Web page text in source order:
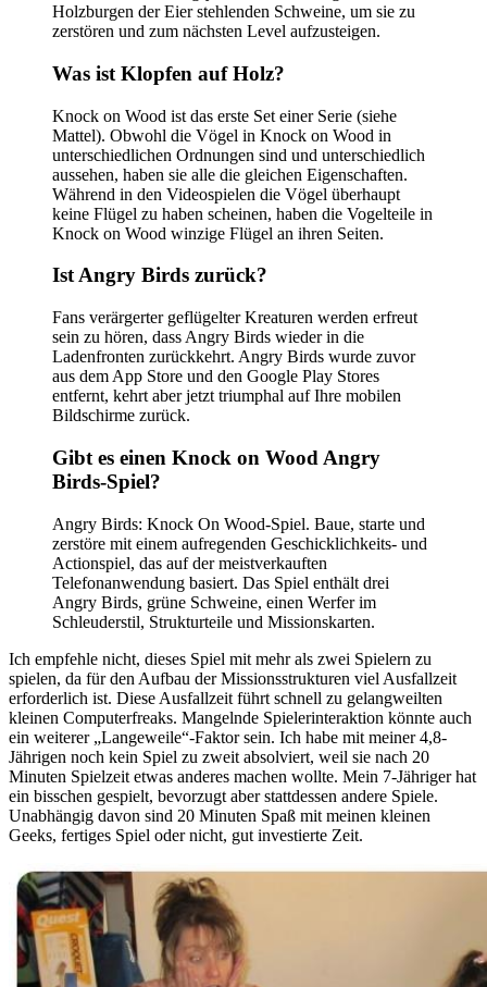
Holzburgen der Eier stehlenden Schweine, um sie zu
zerstören und zum nächsten Level aufzusteigen.
Was ist Klopfen auf Holz?
Knock on Wood ist das erste Set einer Serie (siehe
Mattel). Obwohl die Vögel in Knock on Wood in
unterschiedlichen Ordnungen sind und unterschiedlich
aussehen, haben sie alle die gleichen Eigenschaften.
Während in den Videospielen die Vögel überhaupt
keine Flügel zu haben scheinen, haben die Vogelteile in
Knock on Wood winzige Flügel an ihren Seiten.
Ist Angry Birds zurück?
Fans verärgerter geflügelter Kreaturen werden erfreut
sein zu hören, dass Angry Birds wieder in die
Ladenfronten zurückkehrt. Angry Birds wurde zuvor
aus dem App Store und den Google Play Stores
entfernt, kehrt aber jetzt triumphal auf Ihre mobilen
Bildschirme zurück.
Gibt es einen Knock on Wood Angry
Birds-Spiel?
Angry Birds: Knock On Wood-Spiel. Baue, starte und
zerstöre mit einem aufregenden Geschicklichkeits- und
Actionspiel, das auf der meistverkauften
Telefonanwendung basiert. Das Spiel enthält drei
Angry Birds, grüne Schweine, einen Werfer im
Schleuderstil, Strukturteile und Missionskarten.
Ich empfehle nicht, dieses Spiel mit mehr als zwei Spielern zu
spielen, da für den Aufbau der Missionsstrukturen viel Ausfallzeit
erforderlich ist. Diese Ausfallzeit führt schnell zu gelangweilten
kleinen Computerfreaks. Mangelnde Spielerinteraktion könnte auch
ein weiterer „Langeweile“-Faktor sein. Ich habe mit meiner 4,8-
Jährigen noch kein Spiel zu zweit absolviert, weil sie nach 20
Minuten Spielzeit etwas anderes machen wollte. Mein 7-Jähriger hat
ein bisschen gespielt, bevorzugt aber stattdessen andere Spiele.
Unabhängig davon sind 20 Minuten Spaß mit meinen kleinen
Geeks, fertiges Spiel oder nicht, gut investierte Zeit.